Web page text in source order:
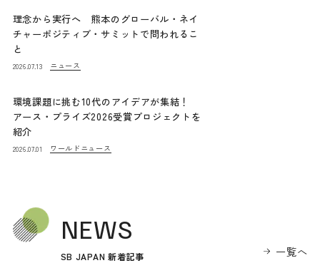
理念から実行へ 熊本のグローバル・ネイ
チャーポジティブ・サミットで問われるこ
と
2026.07.13 ニュース
環境課題に挑む10代のアイデアが集結！
アース・プライズ2026受賞プロジェクトを
紹介
2026.07.01 ワールドニュース
NEWS
SB JAPAN 新着記事 一覧へ